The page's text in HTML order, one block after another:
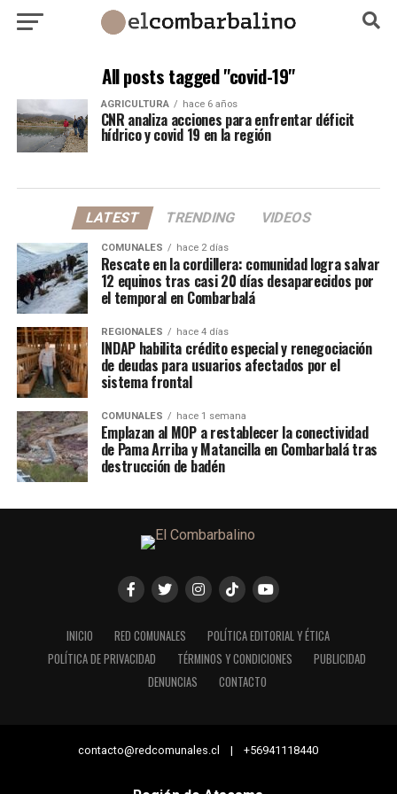
All posts tagged "covid-19"
AGRICULTURA hace 6 años
CNR analiza acciones para enfrentar déficit
hídrico y covid 19 en la región
LATEST TRENDING VIDEOS
COMUNALES hace 2 días
Rescate en la cordillera: comunidad logra salvar
12 equinos tras casi 20 días desaparecidos por
el temporal en Combarbalá
REGIONALES hace 4 días
INDAP habilita crédito especial y renegociación
de deudas para usuarios afectados por el
sistema frontal
COMUNALES hace 1 semana
Emplazan al MOP a restablecer la conectividad
de Pama Arriba y Matancilla en Combarbalá tras
destrucción de badén
INICIO RED COMUNALES
POLÍTICA EDITORIAL Y ÉTICA
POLÍTICA DE PRIVACIDAD
TÉRMINOS Y CONDICIONES
PUBLICIDAD
DENUNCIAS
CONTACTO
contacto@redcomunales.cl | +56941118440